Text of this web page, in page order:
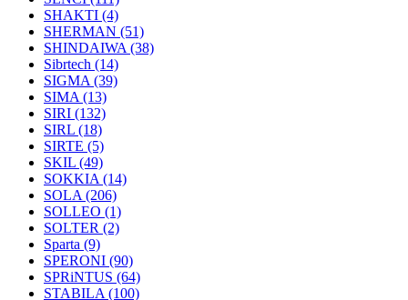
SHAKTI (4)
SHERMAN (51)
SHINDAIWA (38)
Sibrtech (14)
SIGMA (39)
SIMA (13)
SIRI (132)
SIRL (18)
SIRTE (5)
SKIL (49)
SOKKIA (14)
SOLA (206)
SOLLEO (1)
SOLTER (2)
Sparta (9)
SPERONI (90)
SPRiNTUS (64)
STABILA (100)